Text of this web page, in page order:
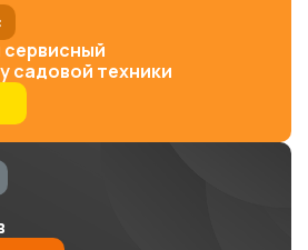
садовой техники